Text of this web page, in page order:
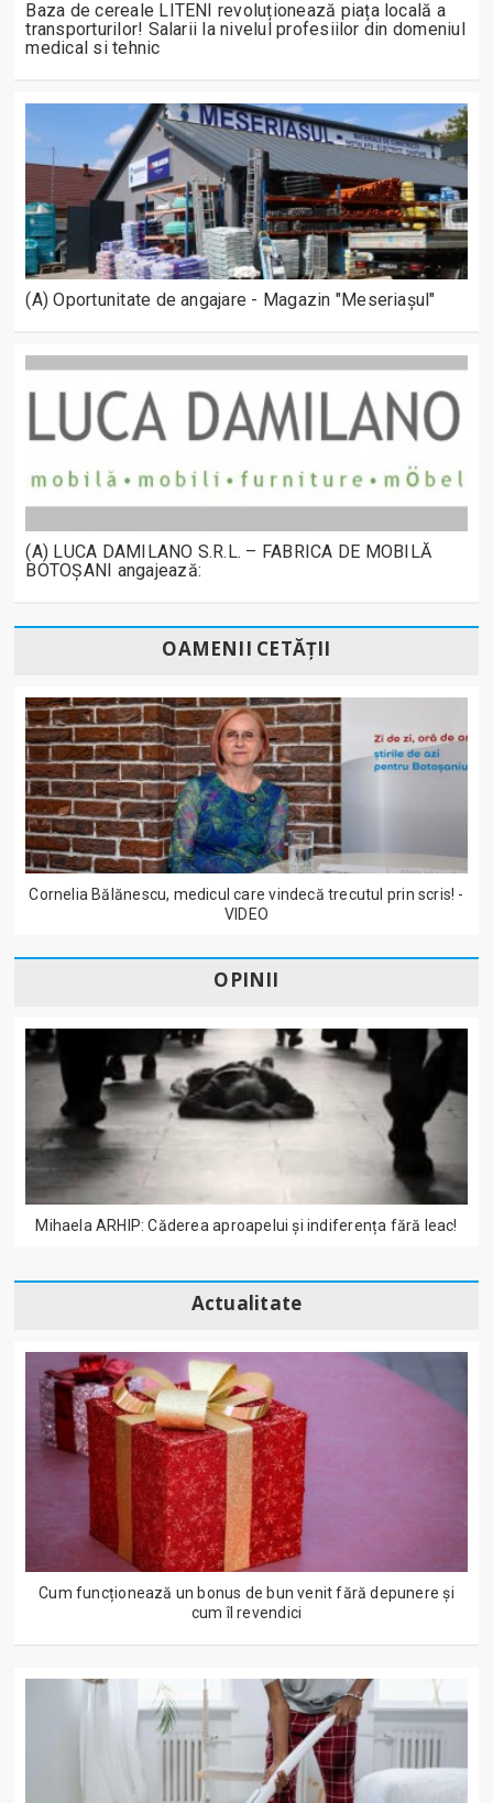
Baza de cereale LITENI revoluționează piața locală a
transporturilor! Salarii la nivelul profesiilor din domeniul
medical si tehnic
(A) Oportunitate de angajare - Magazin "Meseriașul"
(A) LUCA DAMILANO S.R.L. – FABRICA DE MOBILĂ
BOTOȘANI angajează:
OAMENII CETĂȚII
Cornelia Bălănescu, medicul care vindecă trecutul prin scris! -
VIDEO
OPINII
Mihaela ARHIP: Căderea aproapelui și indiferența fără leac!
Actualitate
Cum funcționează un bonus de bun venit fără depunere și
cum îl revendici